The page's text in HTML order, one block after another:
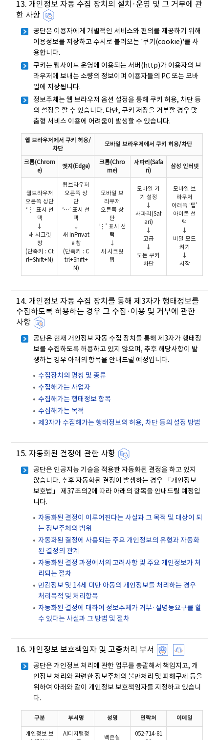
13. 개인정보 자동 수집 장치의 설치·운영 및 그 거부에 관
한 사항
공단은 이용자에게 개별적인 서비스와 편의를 제공하기 위해
이용정보를 저장하고 수시로 불러오는 '쿠키(cookie)'를 사
용합니다.
쿠키는 웹사이트 운영에 이용되는 서버(http)가 이용자의 브
라우저에 보내는 소량의 정보이며 이용자들의 PC 또는 모바
일에 저장됩니다.
정보주체는 웹 브라우저 옵션 설정을 통해 쿠키 허용, 차단 등
의 설정을 할 수 있습니다. 다만, 쿠키 저장을 거부할 경우 맞
춤형 서비스 이용에 어려움이 발생할 수 있습니다.
웹 브라우저에서 쿠키 허용/
차단
모바일 브라우저에서 쿠키 허용/차단
크롬(Chrom
e)
엣지(Edge)
크롬(Chro
me)
사파리(Safa
ri)
삼성 인터넷
웹브라우저
오른쪽 상단
‘⋮’ 표시 선
택
↓
새 시크릿
창
(단축키 : Ct
rl+Shift+N)
웹브라우저
오른쪽 상
단
‘⋯’ 표시 선
택
↓
새 InPrivat
e 창
(단축키 : C
trl+Shift+
N)
모바일 브
라우저
오른쪽 상
단
‘⋮’ 표시 선
택
↓
새 시크릿
탭
모바일 기
기 설정
↓
사파리(Saf
ari)
↓
고급
↓
모든 쿠키
차단
모바일 브
라우저
아래쪽 ‘탭’
아이콘 선
택
↓
비밀 모드
켜기
↓
시작
14. 개인정보 자동 수집 장치를 통해 제3자가 행태정보를
수집하도록 허용하는 경우 그 수집·이용 및 거부에 관한
사항
공단은 현재 개인정보 자동 수집 장치를 통해 제3자가 행태정
보를 수집하도록 허용하고 있지 않으며, 추후 해당사항이 발
생하는 경우 아래의 항목을 안내드릴 예정입니다.
수집장치의 명칭 및 종류
수집해가는 사업자
수집해가는 행태정보 항목
수집해가는 목적
제3자가 수집해가는 행태정보의 허용, 차단 등의 설정 방법
15. 자동화된 결정에 관한 사항
공단은 인공지능 기술을 적용한 자동화된 결정을 하고 있지
않습니다. 추후 자동화된 결정이 발생하는 경우 「개인정보
보호법」 제37조의2에 따라 아래의 항목을 안내드릴 예정입
니다.
자동화된 결정이 이루어진다는 사실과 그 목적 및 대상이 되
는 정보주체의 범위
자동화된 결정에 사용되는 주요 개인정보의 유형과 자동화
된 결정의 관계
자동화된 결정 과정에서의 고려사항 및 주요 개인정보가 처
리되는 절차
민감정보 및 14세 미만 아동의 개인정보를 처리하는 경우
처리목적 및 처리항목
자동화된 결정에 대하여 정보주체가 거부·설명등요구를 할
수 있다는 사실과 그 방법 및 절차
16. 개인정보 보호책임자 및 고충처리 부서
공단은 개인정보 처리에 관한 업무를 총괄해서 책임지고, 개
인정보 처리와 관련한 정보주체의 불만처리 및 피해구제 등을
위하여 아래와 같이 개인정보 보호책임자를 지정하고 있습니
다.
구분 부서명 성명 연락처 이메일
개인정보 보
AI디지털정
백은실
052-714-81